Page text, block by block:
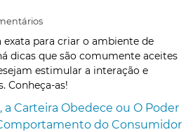
para criar o ambiente de
dicas que são comumente aceites
estimular a interação e
Conheça-as!
a Carteira Obedece ou O Poder
do Consumidor